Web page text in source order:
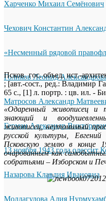
Харченко Михаил Семёнович
Чехович Константин
«Несменный рядовой
Голиков Леонид
Матросов Александр
Герман Александр
13 ноября 1943 года одессит
Назарова Клавдия Ивановна
Молдагулова Алия
Псков. гос. объед. ист.-
; [авт.-сост., ред.: Владимир
65 с., [1] л. портр. : цв. ил. -
«Одаренный живописец и
знающий и
живописец, неутомимый
русской культуры,
Псковскую землю в конце
очарованным как
собратьями – Изборском и